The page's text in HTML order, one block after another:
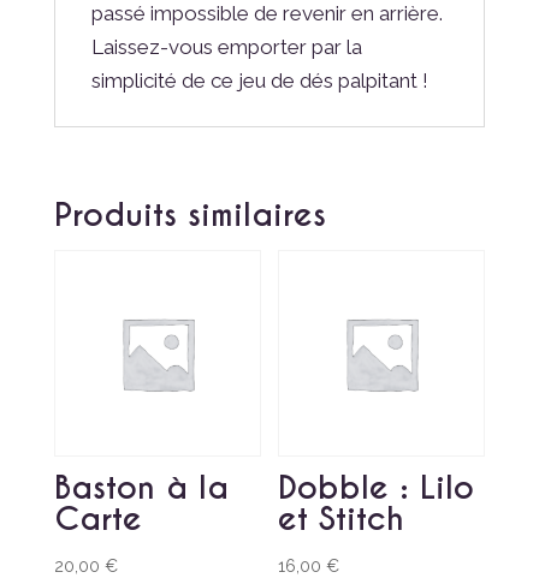
passé impossible de revenir en arrière.
Laissez-vous emporter par la
simplicité de ce jeu de dés palpitant !
Produits similaires
Baston à la
Carte
20,00 €
Dobble : Lilo
et Stitch
16,00€